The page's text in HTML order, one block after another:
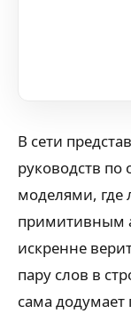
В сети
руководств
моделями, где
примитивным
искренне
пару слов в
сама